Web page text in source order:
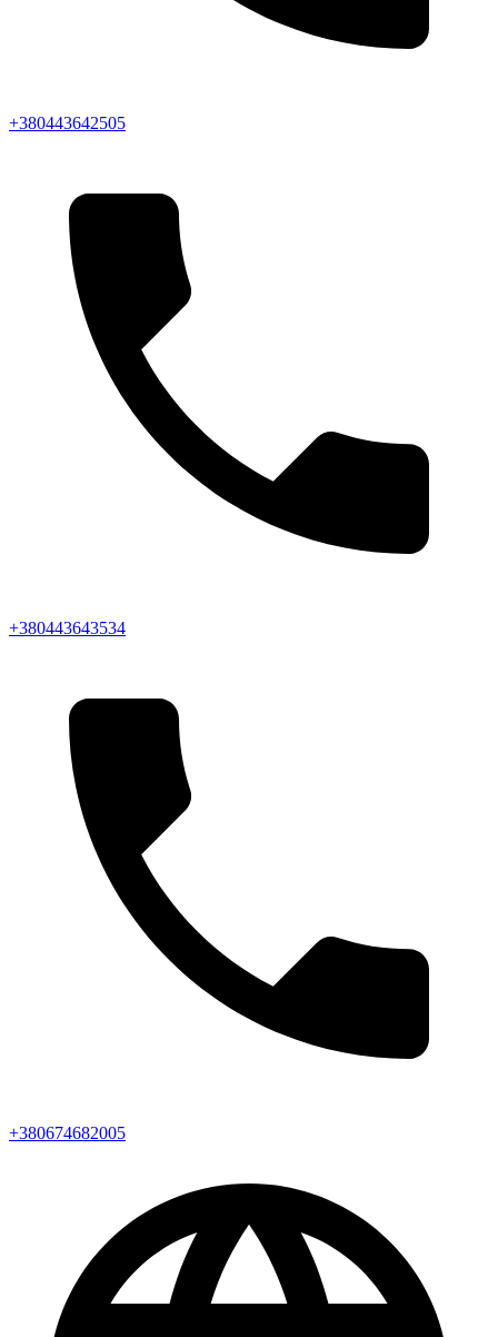
+380443642505
+380443643534
+380674682005